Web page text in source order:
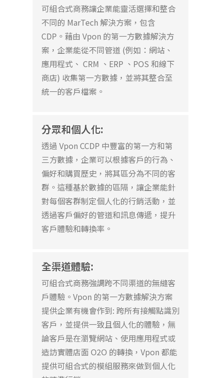
可組合式商務讓企業能靈活選擇和整合
不同的 MarTech 解決方案，包含
CDP 。藉由 Vpon 的第一方數據解決方
案，企業能從不同管道 (例如：網站、
應用程式 、 CRM 、 ERP 、 POS 和線下
商店) 收集第一方數據，並將其整合至
統一的客戶檔案。
分眾和個人化:
透過 Vpon CCDP 中豐富的第一方和第
三方數據，企業可以根據客戶的行為、
偏好和購買歷史，將其區分為不同的客
群。這種基於數據的區隔，讓企業能針
對每個客群制定個人化的行銷活動，並
透過客戶偏好的管道和訊息傳遞，提升
客戶體驗和轉換率。
全渠道體驗:
可組合式商務強調跨不同渠道的無縫客
戶體驗。 Vpon 的第一方數據解決方案
提供企業有機會作到: 跨所有接觸點識別
客戶，並提供一致且個人化的體驗，無
論客戶是在瀏覽網站、使用應用程式或
造訪實體店面 O2O 的轉換 ， Vpon 都能
提供可組合式的模組服務來做到個人化